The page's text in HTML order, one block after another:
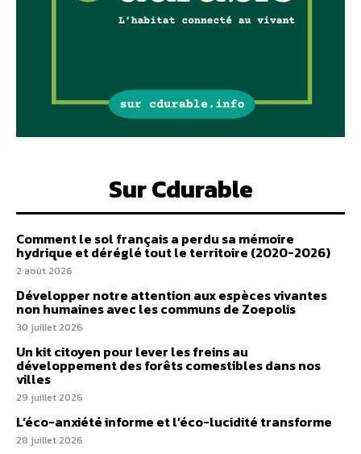
Sur Cdurable
Comment le sol français a perdu sa mémoire
hydrique et déréglé tout le territoire (2020-2026)
2 août 2026
Développer notre attention aux espèces vivantes
non humaines avec les communs de Zoepolis
30 juillet 2026
Un kit citoyen pour lever les freins au
développement des forêts comestibles dans nos
villes
29 juillet 2026
L’éco-anxiété informe et l’éco-lucidité transforme
28 juillet 2026